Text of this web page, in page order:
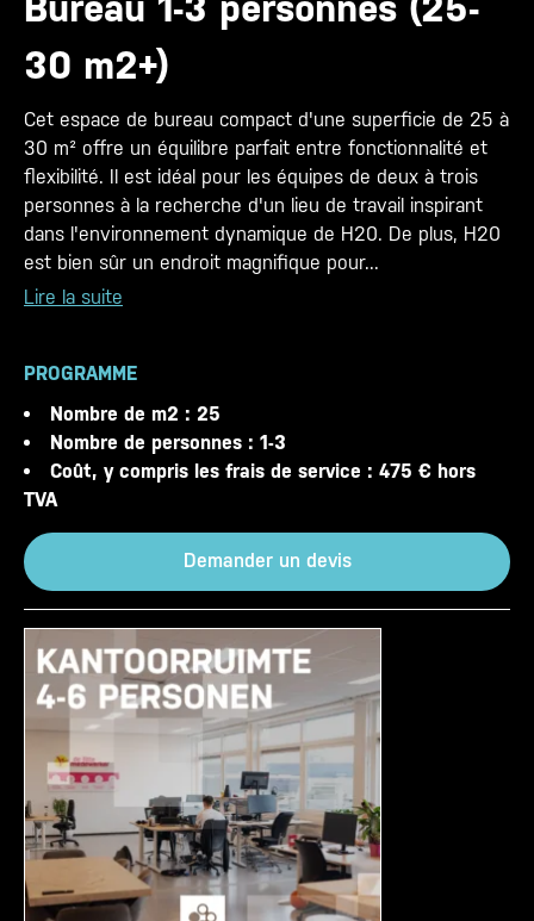
30 m2+)
Cet espace de bureau compact d'une superficie de 25 à
30 m² offre un équilibre parfait entre fonctionnalité et
flexibilité. Il est idéal pour les équipes de deux à trois
personnes à la recherche d'un lieu de travail inspirant
dans l'environnement dynamique de H20. De plus, H20
est bien sûr un endroit magnifique pour...
Lire la suite
PROGRAMME
Nombre de m2 : 25
Nombre de personnes : 1-3
Coût, y compris les frais de service : 475 € hors
TVA
Demander un devis